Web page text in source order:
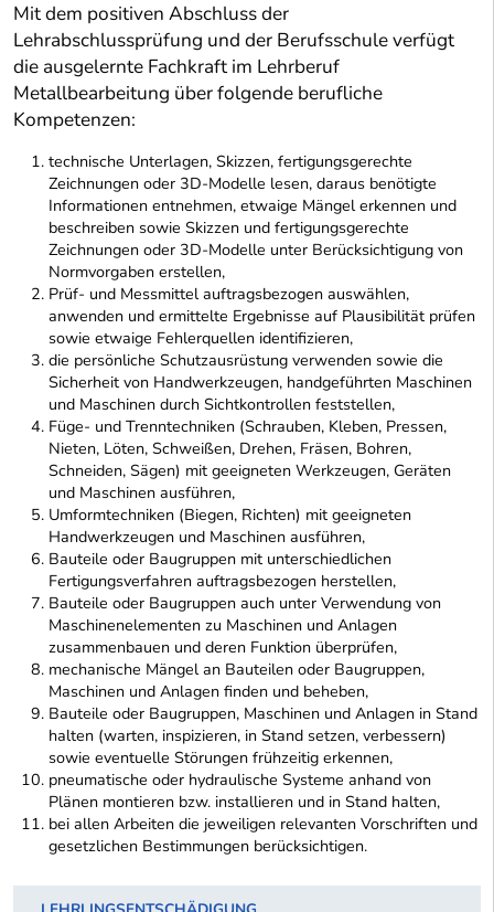
Mit dem positiven Abschluss der
Lehrabschlussprüfung und der Berufsschule verfügt
die ausgelernte Fachkraft im Lehrberuf
Metallbearbeitung über folgende berufliche
Kompetenzen:
technische Unterlagen, Skizzen, fertigungsgerechte
Zeichnungen oder 3D-Modelle lesen, daraus benötigte
Informationen entnehmen, etwaige Mängel erkennen und
beschreiben sowie Skizzen und fertigungsgerechte
Zeichnungen oder 3D-Modelle unter Berücksichtigung von
Normvorgaben erstellen,
Prüf- und Messmittel auftragsbezogen auswählen,
anwenden und ermittelte Ergebnisse auf Plausibilität prüfen
sowie etwaige Fehlerquellen identifizieren,
die persönliche Schutzausrüstung verwenden sowie die
Sicherheit von Handwerkzeugen, handgeführten Maschinen
und Maschinen durch Sichtkontrollen feststellen,
Füge- und Trenntechniken (Schrauben, Kleben, Pressen,
Nieten, Löten, Schweißen, Drehen, Fräsen, Bohren,
Schneiden, Sägen) mit geeigneten Werkzeugen, Geräten
und Maschinen ausführen,
Umformtechniken (Biegen, Richten) mit geeigneten
Handwerkzeugen und Maschinen ausführen,
Bauteile oder Baugruppen mit unterschiedlichen
Fertigungsverfahren auftragsbezogen herstellen,
Bauteile oder Baugruppen auch unter Verwendung von
Maschinenelementen zu Maschinen und Anlagen
zusammenbauen und deren Funktion überprüfen,
mechanische Mängel an Bauteilen oder Baugruppen,
Maschinen und Anlagen finden und beheben,
Bauteile oder Baugruppen, Maschinen und Anlagen in Stand
halten (warten, inspizieren, in Stand setzen, verbessern)
sowie eventuelle Störungen frühzeitig erkennen,
pneumatische oder hydraulische Systeme anhand von
Plänen montieren bzw. installieren und in Stand halten,
bei allen Arbeiten die jeweiligen relevanten Vorschriften und
gesetzlichen Bestimmungen berücksichtigen.